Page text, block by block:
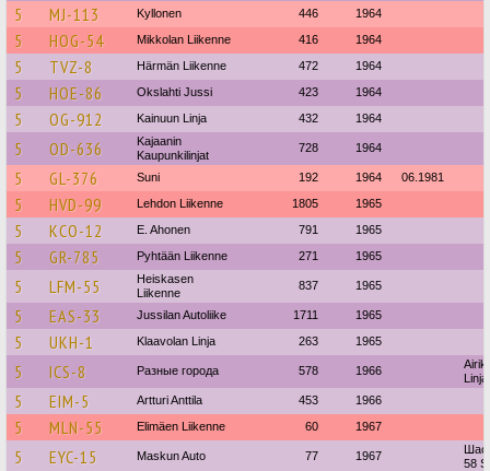
5 MJ-113 Kyllonen 446 1964
5 HOG-54 Mikkolan Liikenne 416 1964
5 TVZ-8 Härmän Liikenne 472 1964
5 HOE-86 Okslahti Jussi 423 1964
5 OG-912 Kainuun Linja 432 1964
5 OD-636
Kajaanin
Kaupunkilinjat
728 1964
5 GL-376 Suni 192 1964 06.1981
5 HVD-99 Lehdon Liikenne 1805 1965
5 KCO-12 E. Ahonen 791 1965
5 GR-785 Pyhtään Liikenne 271 1965
5 LFM-55
Heiskasen
Liikenne
837 1965
5 EAS-33 Jussilan Autoliike 1711 1965
5 UKH-1 Klaavolan Linja 263 1965
5 ICS-8 Разные города 578 1966
5 EIM-5 Artturi Anttila 453 1966
5 MLN-55 Elimäen Liikenne 60 1967
5 EYC-15 Maskun Auto 77 1967
58